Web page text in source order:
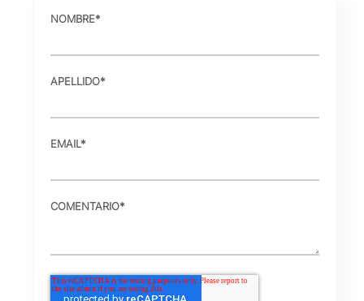
NOMBRE*
APELLIDO*
EMAIL*
COMENTARIO*